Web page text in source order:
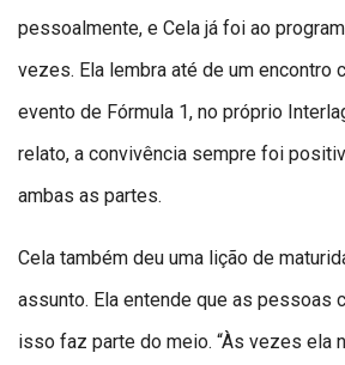
pessoalmente, e Cela já foi ao
vezes. Ela lembra até de um encontro
evento de Fórmula 1, no próprio
relato, a convivência sempre foi
ambas as partes.
Cela também deu uma lição de
assunto. Ela entende que as pessoas
isso faz parte do meio. “Às vezes ela